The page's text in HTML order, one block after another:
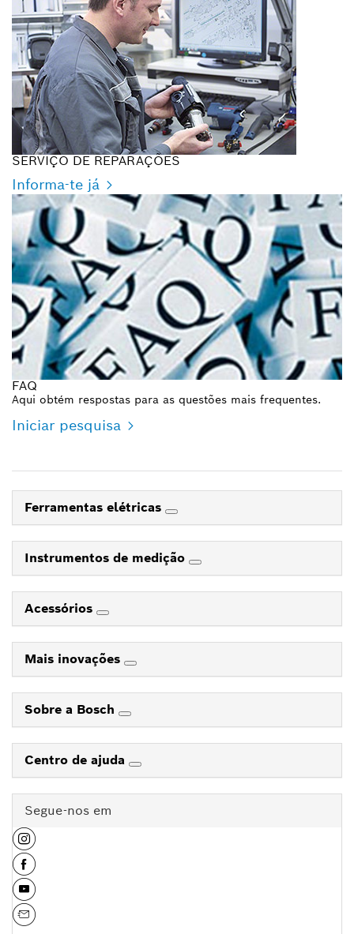
SERVIÇO DE REPARAÇÕES
Informa-te já
FAQ
Aqui obtém respostas para as questões mais frequentes.
Iniciar pesquisa
Ferramentas elétricas
Instrumentos de medição
Acessórios
Mais inovações
Sobre a Bosch
Centro de ajuda
Segue-nos em